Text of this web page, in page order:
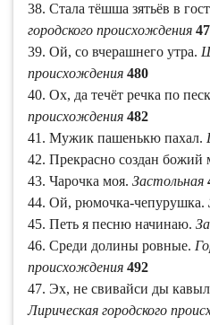
38. Стала тёшша зятьёв в
городского происхождения
39. Ой, со вчерашнего утра.
происхождения 480
40. Ох, да течёт речка по
происхождения 482
41. Мужик пашенькю пахал.
42. Прекрасно создан божий
43. Чарочка моя. Застольная
44. Ой, рюмочка-чепурушка.
45. Петь я песню начинаю.
46. Среди долины ровные.
происхождения 492
47. Эх, не свивайси ды
Лирическая городского